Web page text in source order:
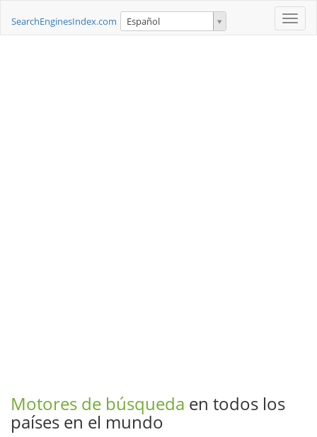
Toggle
SearchEnginesIndex.com Español
Motores de búsqueda en todos los
países en el mundo